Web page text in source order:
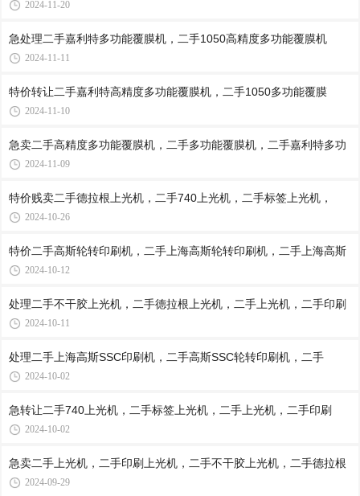
2024-11-20
急处理二手嘉利特多功能覆膜机，二手1050高精度多功能覆膜机
2024-11-11
特价转让二手嘉利特高精度多功能覆膜机，二手1050多功能覆膜
2024-11-10
急卖二手高精度多功能覆膜机，二手多功能覆膜机，二手嘉利特多功
2024-11-09
特价贱卖二手德拉根上光机，二手740上光机，二手标签上光机，
2024-10-26
特价二手高斯轮转印刷机，二手上海高斯轮转印刷机，二手上海高斯
2024-10-12
处理二手不干胶上光机，二手德拉根上光机，二手上光机，二手印刷
2024-10-11
处理二手上海高斯SSC印刷机，二手高斯SSC轮转印刷机，二手
2024-10-02
急转让二手740上光机，二手标签上光机，二手上光机，二手印刷
2024-10-02
急卖二手上光机，二手印刷上光机，二手不干胶上光机，二手德拉根
2024-09-29